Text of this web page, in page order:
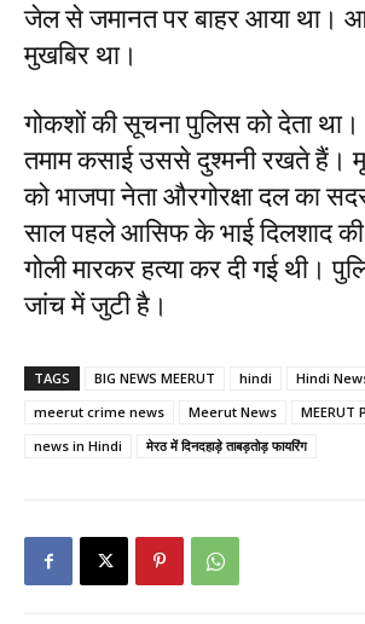
जेल से जमानत पर बाहर आया था।
मुखबिर था।
गोकशों की सूचना पुलिस को देता
तमाम कसाई उससे दुश्मनी रखते
को भाजपा नेता औरगोरक्षा दल का
साल पहले आसिफ के भाई दिलशाद की
गोली मारकर हत्या कर दी गई थी।
जांच में जुटी है।
TAGS BIG NEWS MEERUT hindi Hindi
meerut crime news
Meerut News
MEERUT
news in Hindi
मेरठ में दिनदहाड़े ताबड़तोड़ फायरिंग